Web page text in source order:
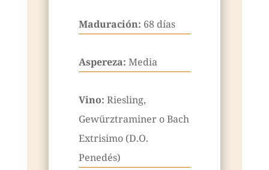
Maduración: 68 días
Aspereza: Media
Vino: Riesling,
Gewürztraminer o Bach
Extrisimo (D.O.
Penedés)